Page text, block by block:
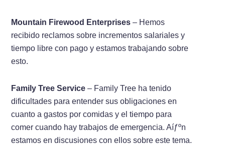
Mountain Firewood Enterprises – Hemos
recibido reclamos sobre incrementos salariales y
tiempo libre con pago y estamos trabajando sobre
esto.
Family Tree Service – Family Tree ha tenido
dificultades para entender sus obligaciones en
cuanto a gastos por comidas y el tiempo para
comer cuando hay trabajos de emergencia. Aíƒºn
estamos en discusiones con ellos sobre este tema.